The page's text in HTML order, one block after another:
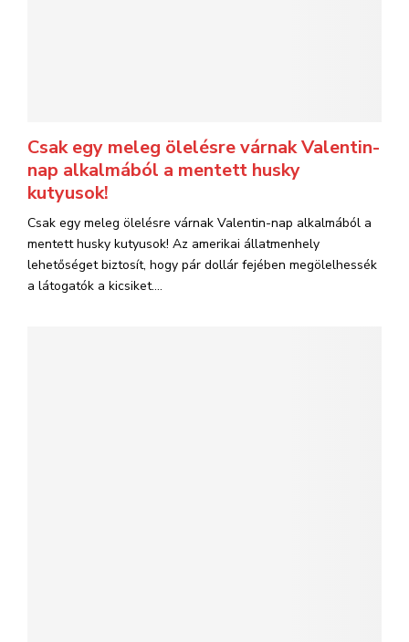
Csak egy meleg ölelésre várnak Valentin-
nap alkalmából a mentett husky
kutyusok!
Csak egy meleg ölelésre várnak Valentin-nap alkalmából a
mentett husky kutyusok! Az amerikai állatmenhely
lehetőséget biztosít, hogy pár dollár fejében megölelhessék
a látogatók a kicsiket....